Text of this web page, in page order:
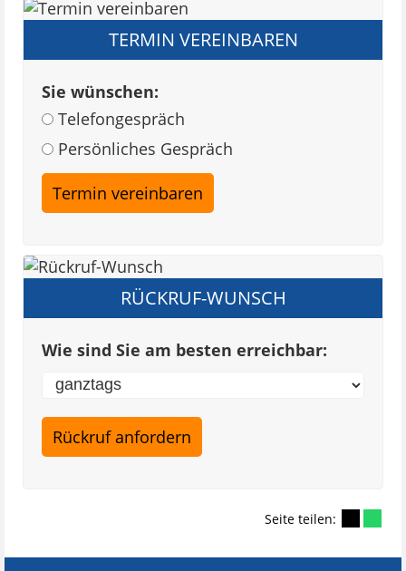
TERMIN VEREINBAREN
Sie wünschen:
Telefongespräch
Persönliches Gespräch
RÜCKRUF-WUNSCH
Wie sind Sie am besten erreichbar:
Seite teilen: